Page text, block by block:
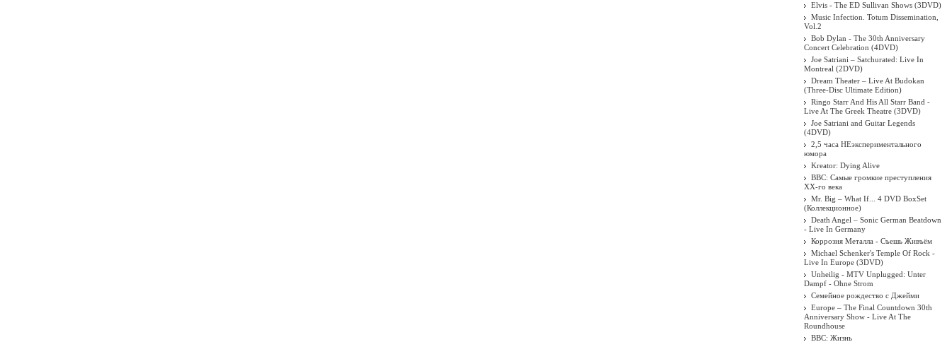
Elvis - The ED Sullivan Shows (3DVD)
Music Infection. Totum Dissemination,
Vol.2
Bob Dylan - The 30th Anniversary
Concert Celebration (4DVD)
Joe Satriani – Satchurated: Live In
Montreal (2DVD)
Dream Theater ‎– Live At Budokan
(Three-Disc Ultimate Edition)
Ringo Starr And His All Starr Band -
Live At The Greek Theatre (3DVD)
Joe Satriani and Guitar Legends
(4DVD)
2,5 часа НЕэкспериментального
юмора
Kreator: Dying Alive
BBC: Самые громкие преступления
XX-го века
Mr. Big – What If... 4 DVD BoxSet
(Коллекционное)
Death Angel ‎– Sonic German Beatdown
- Live In Germany
Коррозия Металла - Съешь Живъём
Michael Schenker's Temple Of Rock -
Live In Europe (3DVD)
Unheilig - MTV Unplugged: Unter
Dampf - Ohne Strom
Семейное рождество с Джейми
Europe – The Final Countdown 30th
Anniversary Show - Live At The
Roundhouse
BBC: Жизнь